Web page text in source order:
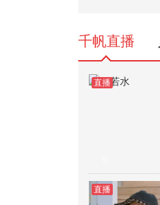
千帆直播
直播
直播